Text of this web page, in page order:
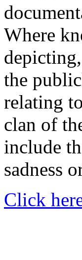
Where
the
relating
clan of
include
sadness
Click